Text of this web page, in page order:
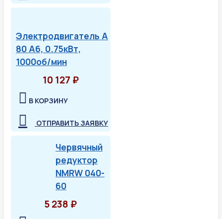
Электродвигатель А
80 А6, 0.75кВт,
1000об/мин
10 127 ₽
В КОРЗИНУ
ОТПРАВИТЬ ЗАЯВКУ
Червячный
редуктор
NMRW 040-
60
5 238 ₽